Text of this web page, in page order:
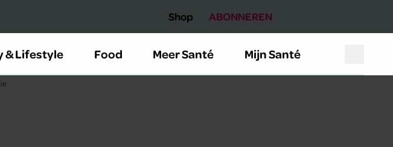
Shop ABONNEREN
& Lifestyle Food Meer Santé Mijn Santé